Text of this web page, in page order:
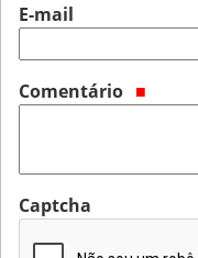
E-mail
Comentário
Captcha